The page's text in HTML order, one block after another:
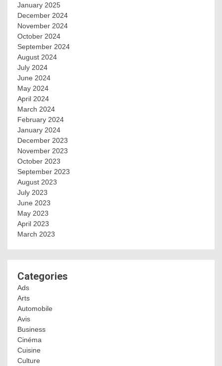
January 2025
December 2024
November 2024
October 2024
September 2024
August 2024
July 2024
June 2024
May 2024
April 2024
March 2024
February 2024
January 2024
December 2023
November 2023
October 2023
September 2023
August 2023
July 2023
June 2023
May 2023
April 2023
March 2023
Categories
Ads
Arts
Automobile
Avis
Business
Cinéma
Cuisine
Culture